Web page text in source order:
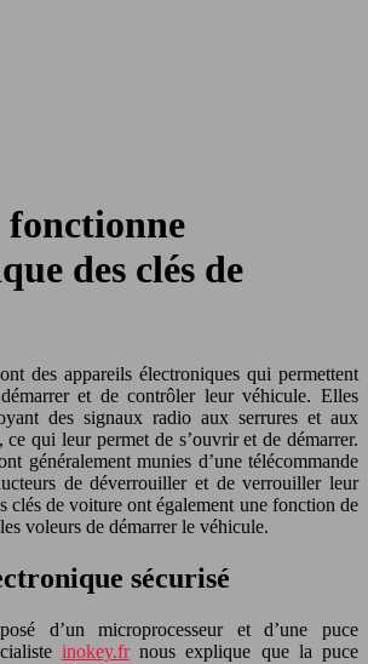
des clés de
des appareils électroniques qui permettent
et de contrôler leur véhicule. Elles
des signaux radio aux serrures et aux
qui leur permet de s’ouvrir et de démarrer.
généralement munies d’une télécommande
de déverrouiller et de verrouiller leur
clés de voiture ont également une fonction de
voleurs de démarrer le véhicule.
sécurisé
d’un microprocesseur et d’une puce
inokey.frnous explique que la puce